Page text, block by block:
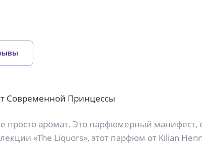
Современной Принцессы
просто аромат. Это парфюмерный манифест,
«The Liquors», этот парфюм от Kilian